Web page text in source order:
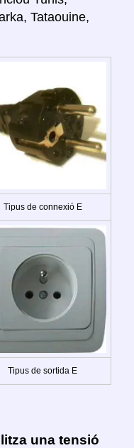
Tataouine,
Tipus de connexió E
Tipus de sortida E
una tensió